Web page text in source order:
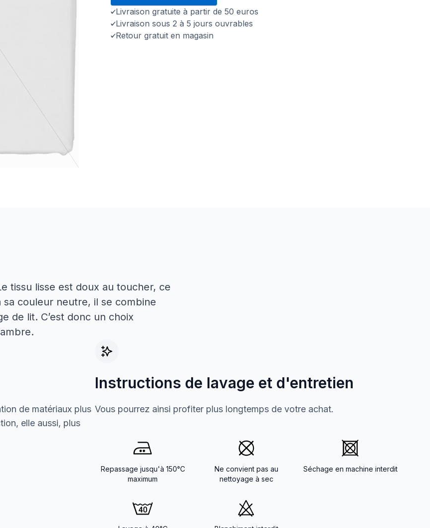
Livraison gratuite à partir de 50 euros
Livraison sous 2 à 5 jours ouvrables
Retour gratuit en magasin
tissu lisse est doux au toucher, ce
couleur neutre, il se combine
de lit. C’est donc un choix
de matériaux plus
elle aussi, plus
Instructions de lavage et d'entretien
Vous pourrez ainsi profiter plus longtemps de votre achat.
Repassage jusqu'à 150°C
maximum
Ne convient pas au
nettoyage à sec
Séchage en machine interdit